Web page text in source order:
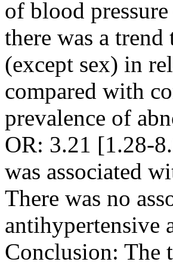
of blood
there was a
(except sex) in
compared with
prevalence of
OR: 3.21 [1.28-
was associated
There was no
antihypertensive
Conclusion: The